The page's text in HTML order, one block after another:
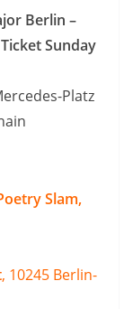
Berlin –
Sunday
Platz
Slam,
, 10245 Berlin-